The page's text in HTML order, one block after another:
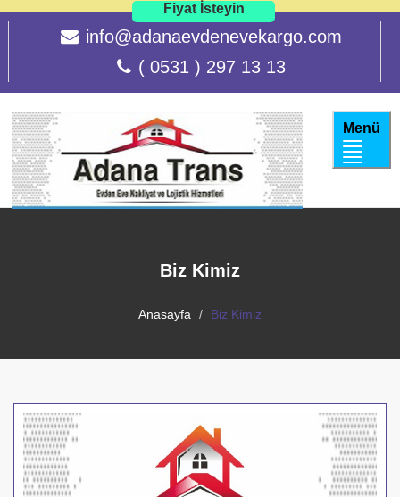
info@adanaevdenevekargo.com
( 0531 ) 297 13 13
Menü
Biz Kimiz
Anasayfa Biz Kimiz
Fiyat İsteyin